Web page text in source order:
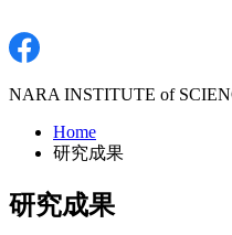
NARA INSTITUTE of
Home
研究成果
研究成果